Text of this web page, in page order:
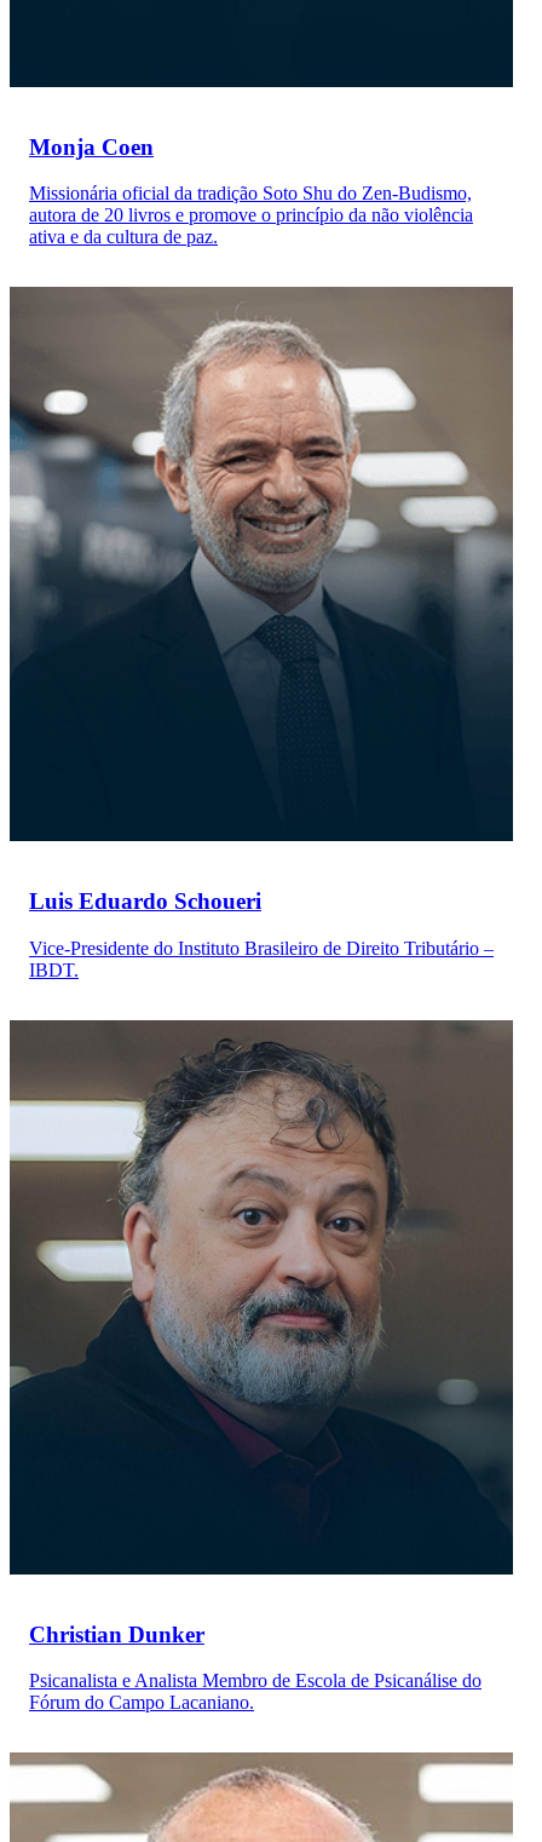
Monja Coen
Missionária oficial da tradição Soto Shu do Zen-Budismo,
autora de 20 livros e promove o princípio da não violência
ativa e da cultura de paz.
Luis Eduardo Schoueri
Vice-Presidente do Instituto Brasileiro de Direito Tributário –
IBDT.
Christian Dunker
Psicanalista e Analista Membro de Escola de Psicanálise do
Fórum do Campo Lacaniano.